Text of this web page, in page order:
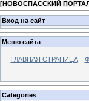
[НОВОСПАССКИЙ
Вход на сайт
Меню сайта
ГЛАВНАЯ СТРАНИЦА
Categories